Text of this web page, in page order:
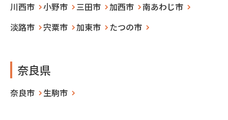
川西市
小野市 三田市 加西市
南あわじ市
淡路市
宍粟市 加東市 たつの市
奈良県
奈良市 生駒市